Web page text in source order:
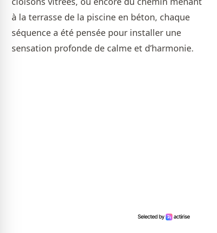
à la terrasse de la piscine en béton, chaque
séquence a été pensée pour installer une
sensation profonde de calme et d’harmonie.